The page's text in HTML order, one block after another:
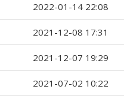
2022-01-14 22:08
2021-12-08 17:31
2021-12-07 19:29
2021-07-02 10:22